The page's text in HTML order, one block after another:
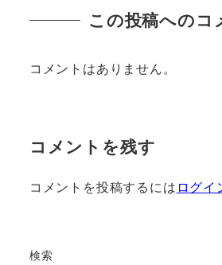
この投稿へのコ
コメントはありません。
コメントを残す
コメントを投稿するには ログイ
検索